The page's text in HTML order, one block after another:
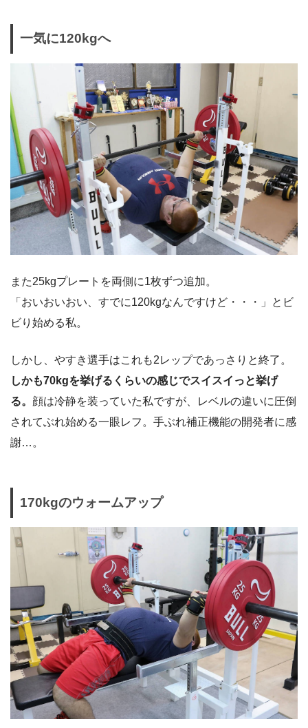
一気に120kgへ
また25kgプレートを両側に1枚ずつ追加。
「おいおいおい、すでに120kgなんですけど・・・」とビ
ビり始める私。
しかし、やすき選手はこれも2レップであっさりと終了。
しかも70kgを挙げるくらいの感じでスイスイっと挙げ
る。 顔は冷静を装っていた私ですが、レベルの違いに圧倒
されてぶれ始める一眼レフ。手ぶれ補正機能の開発者に感
謝…。
170kgのウォームアップ